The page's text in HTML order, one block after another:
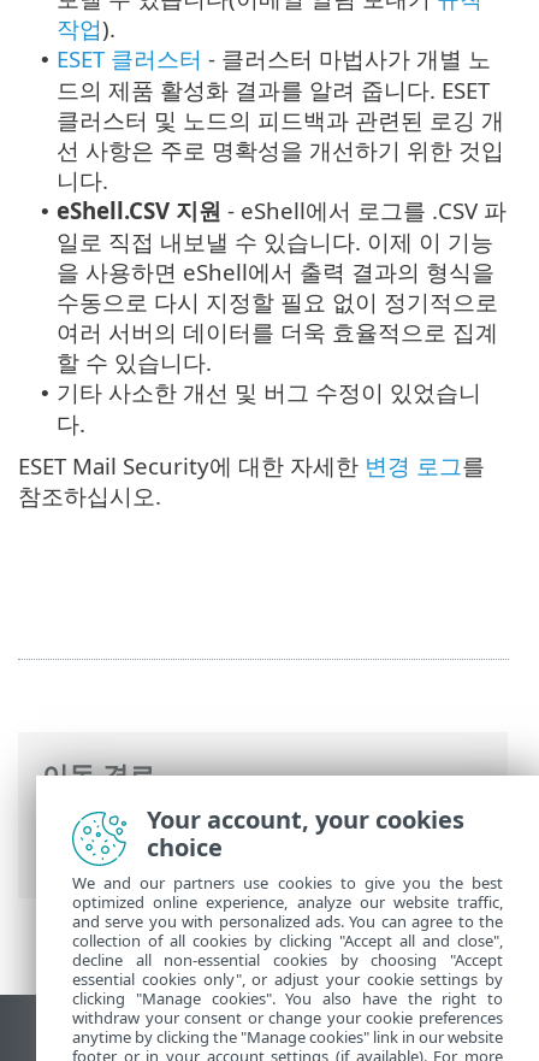
이동 경로
ESET 온라인 도움말>ESET Mail Security>
개요> 새로운 기능
작업).
• ESET 클러스터 - 클러스터 마법사가 개별 노
드의 제품 활성화 결과를 알려 줍니다. ESET
클러스터 및 노드의 피드백과 관련된 로깅 개
선 사항은 주로 명확성을 개선하기 위한 것입
니다.
• eShell.CSV 지원 - eShell에서 로그를 .CSV 파
일로 직접 내보낼 수 있습니다. 이제 이 기능
을 사용하면 eShell에서 출력 결과의 형식을
수동으로 다시 지정할 필요 없이 정기적으로
여러 서버의 데이터를 더욱 효율적으로 집계
할 수 있습니다.
• 기타 사소한 개선 및 버그 수정이 있었습니
다.
ESET Mail Security에 대한 자세한 변경 로그를
참조하십시오.
데스크톱 사이트 보기
Your account, your cookies
choice
We and our partners use cookies to give you the best
optimized online experience, analyze our website traffic,
and serve you with personalized ads. You can agree to the
collection of all cookies by clicking "Accept all and close",
decline all non-essential cookies by choosing "Accept
essential cookies only", or adjust your cookie settings by
clicking "Manage cookies". You also have the right to
withdraw your consent or change your cookie preferences
anytime by clicking the "Manage cookies" link in our website
footer or in your account settings (if available). For more